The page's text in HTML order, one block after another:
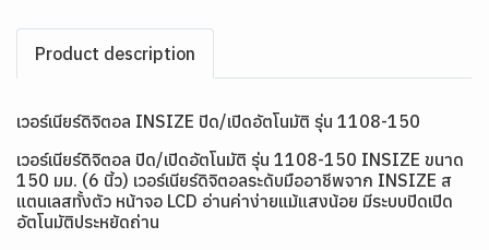
Product description
เวอร์เนียร์ดิจิตอล INSIZE ปิด/เปิดอัตโนมัติ รุ่น 1108-150
เวอร์เนียร์ดิจิตอล ปิด/เปิดอัตโนมัติ รุ่น 1108-150 INSIZE ขนาด
150 มม. (6 นิ้ว) เวอร์เนียร์ดิจิตอลระดับมืออาชีพจาก INSIZE ส
แตนเลสทั้งตัว หน้าจอ LCD อ่านค่าง่ายแม้แสงน้อย มีระบบปิดเปิด
อัตโนมัติประหยัดถ่าน